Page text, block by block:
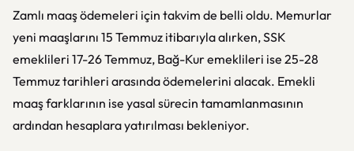
Zamlı maaş ödemeleri için takvim de belli oldu. Memurlar
yeni maaşlarını 15 Temmuz itibarıyla alırken, SSK
emeklileri 17-26 Temmuz, Bağ-Kur emeklileri ise 25-28
Temmuz tarihleri arasında ödemelerini alacak. Emekli
maaş farklarının ise yasal sürecin tamamlanmasının
ardından hesaplara yatırılması bekleniyor.